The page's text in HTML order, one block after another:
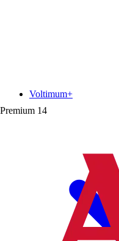
Premium 14
Voltimum+